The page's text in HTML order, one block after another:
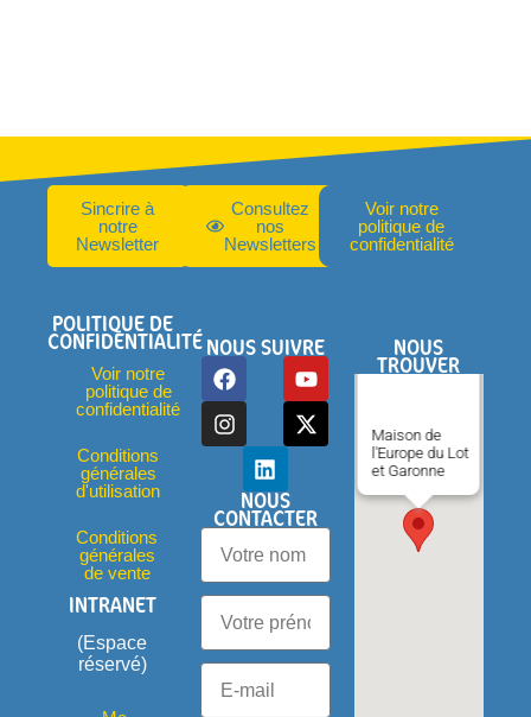
Sincrire à
notre
Newsletter
Consultez
nos
Newsletters
Voir notre
politique de
confidentialité
POLITIQUE DE
CONFIDENTIALITÉ
Voir notre
politique de
confidentialité
Conditions
générales
d'utilisation
Conditions
générales
de vente
INTRANET
(Espace
réservé)
NOUS SUIVRE
NOUS
CONTACTER
NOUS
TROUVER
Maison de
l'Europe du Lot
et Garonne